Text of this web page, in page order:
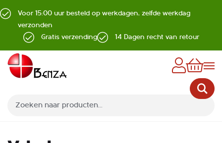
Voor 15:00 uur besteld op werkdagen, zelfde werkdag
verzonden
Gratis verzending
14 Dagen recht van retour